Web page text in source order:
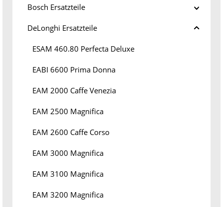
Bosch Ersatzteile
DeLonghi Ersatzteile
ESAM 460.80 Perfecta Deluxe
EABI 6600 Prima Donna
EAM 2000 Caffe Venezia
EAM 2500 Magnifica
EAM 2600 Caffe Corso
EAM 3000 Magnifica
EAM 3100 Magnifica
EAM 3200 Magnifica